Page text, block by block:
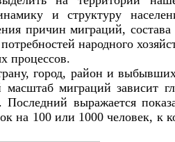
и структуру
причин миграций,
народного
процессов.
город, район и
миграций зависит
выражается
на 100 или 1000 человек,